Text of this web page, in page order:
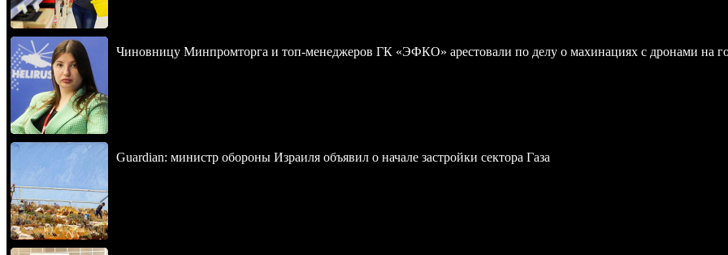
Чиновницу Минпромторга и топ-менеджеров ГК «ЭФКО» арестовали по делу о махинациях с дронами на
Guardian: министр обороны Израиля объявил о начале застройки сектора Газа